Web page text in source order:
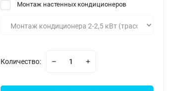
Монтаж настенных кондиционеров
Количество: